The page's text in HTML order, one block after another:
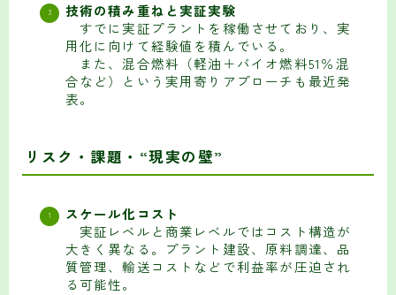
技術の積み重ねと実証実験
すでに実証プラントを稼働させており、実
用化に向けて経験値を積んでいる。
また、混合燃料（軽油＋バイオ燃料51％混
合など）という実用寄りアプローチも最近発
表。
リスク・課題・“現実の壁”
スケール化コスト
実証レベルと商業レベルではコスト構造が
大きく異なる。プラント建設、原料調達、品
質管理、輸送コストなどで利益率が圧迫され
る可能性。